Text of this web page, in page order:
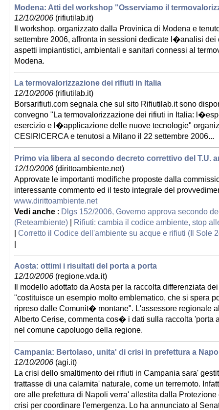
Modena: Atti del workshop "Osserviamo il
12/10/2006 (rifiutilab.it)
Il workshop, organizzato dalla Provinica di Modena e
settembre 2006, affronta in sessioni dedicate l�analisi dei
aspetti impiantistici, ambientali e sanitari connessi al
Modena.
La termovalorizzazione dei rifiuti in Italia
12/10/2006 (rifiutilab.it)
Borsarifiuti.com segnala che sul sito Rifiutilab.it sono
convegno "La termovalorizzazione dei rifiuti in Italia:
esercizio e l�applicazione delle nuove tecnologie"
CESIRICERCA e tenutosi a Milano il 22 settembre 2006...
Primo via libera al secondo decreto correttivo del T.U.
12/10/2006 (dirittoambiente.net)
Approvate le importanti modifiche proposte dalla
interessante commento ed il testo integrale del
www.dirittoambiente.net
Vedi anche : Dlgs 152/2006, Governo approva secondo
(Reteambiente) | Rifiuti: cambia il codice ambiente, stop
| Corretto il Codice dell'ambiente su acque e rifiuti (Il Sole
|
Aosta: ottimi i risultati del porta a porta
12/10/2006 (regione.vda.it)
Il modello adottato da Aosta per la raccolta differenziata
"costituisce un esempio molto emblematico, che si spera
ripreso dalle Comunit� montane". L'assessore regionale
Alberto Cerise, commenta cos� i dati sulla raccolta 'porta
nel comune capoluogo della regione.
Campania: Bertolaso, unita' di crisi in prefettura a
12/10/2006 (agi.it)
La crisi dello smaltimento dei rifiuti in Campania sara'
trattasse di una calamita' naturale, come un terremoto.
ore alle prefettura di Napoli verra' allestita dalla
crisi per coordinare l'emergenza. Lo ha annunciato al